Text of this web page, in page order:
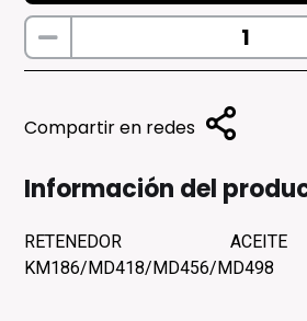
Compartir en redes
Información del
RETENEDOR
KM186/MD418/MD456/MD498